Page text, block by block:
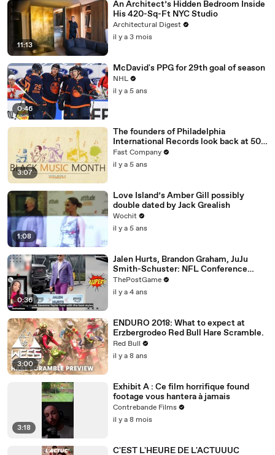
11:13
An Architect’s Hidden Bedroom Inside
His 420-Sq-Ft NYC Studio
Architectural Digest
il y a 3 mois
0:46
McDavid's PPG for 29th goal of season
NHL
il y a 5 ans
3:07
The founders of Philadelphia
International Records look back at 50
amazing years
Fast Company
il y a 5 ans
1:08
Love Island’s Amber Gill possibly
double dated by Jack Grealish
Wochit
il y a 5 ans
0:36
Jalen Hurts, Brandon Graham, JuJu
Smith-Schuster: NFL Conference
Championship Fashion Winners
ThePostGame
il y a 4 ans
3:00
ENDURO 2018: What to expect at
Erzbergrodeo Red Bull Hare Scramble.
Red Bull
il y a 8 ans
3:18
Exhibit A : Ce film horrifique found
footage vous hantera à jamais
Contrebande Films
il y a 8 mois
C'EST L'HEURE DE L'ACTUUUC